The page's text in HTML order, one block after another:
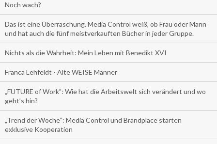
Noch wach?
Das ist eine Überraschung. Media Control weiß, ob Frau oder Mann
und hat auch die fünf meistverkauften Bücher in jeder Gruppe.
Nichts als die Wahrheit: Mein Leben mit Benedikt XVI
Franca Lehfeldt - Alte WEISE Männer
„FUTURE of Work”: Wie hat die Arbeitswelt sich verändert und wo
geht’s hin?
„Trend der Woche“: Media Control und Brandplace starten
exklusive Kooperation